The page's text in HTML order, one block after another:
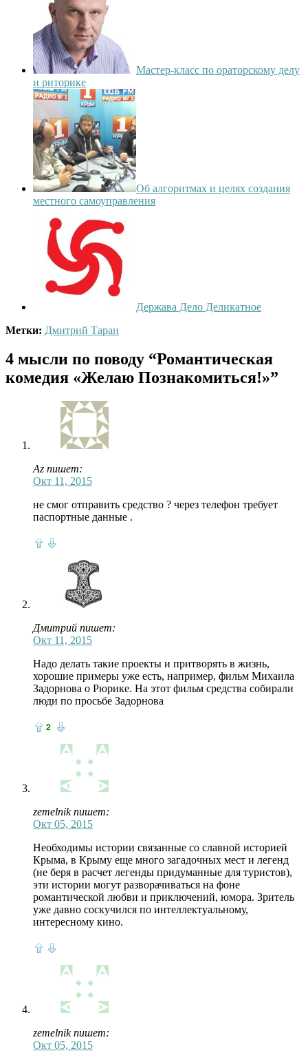
Мастер-класс по ораторскому делу
и риторике
Об алгоритмах и целях создания
местного самоуправления
Держава Дело Деликатное
Метки: Дмитрий Таран
4 мысли по поводу “Романтическая
комедия «Желаю Познакомиться!»”
Az пишет:
Окт 11, 2015
не смог отправить средство ? через телефон требует
паспортные данные .
Дмитрий пишет:
Окт 11, 2015
Надо делать такие проекты и притворять в жизнь,
хорошие примеры уже есть, например, фильм Михаила
Задорнова о Рюрике. На этот фильм средства собирали
люди по просьбе Задорнова
2
zemelnik пишет:
Окт 05, 2015
Необходимы истории связанные со славной историей
Крыма, в Крыму еще много загадочных мест и легенд
(не беря в расчет легенды придуманные для туристов),
эти истории могут разворачиваться на фоне
романтической любви и приключений, юмора. Зритель
уже давно соскучился по интеллектуальному,
интересному кино.
zemelnik пишет:
Окт 05, 2015